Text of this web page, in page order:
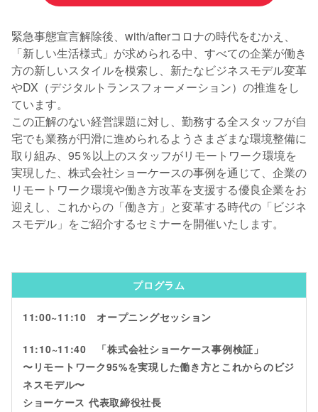
緊急事態宣言解除後、with/afterコロナの時代をむかえ、
「新しい生活様式」が求められる中、すべての企業が働き
方の新しいスタイルを模索し、新たなビジネスモデル変革
やDX（デジタルトランスフォーメーション）の推進をし
ています。
この正解のない経営課題に対し、勤務する全スタッフが自
宅でも業務が円滑に進められるようさまざまな環境整備に
取り組み、95％以上のスタッフがリモートワーク環境を
実現した、株式会社ショーケースの事例を通じて、企業の
リモートワーク環境や働き方改革を支援する優良企業をお
迎えし、これからの「働き方」と変革する時代の「ビジネ
スモデル」をご紹介するセミナーを開催いたします。
プログラム
11:00~11:10 オープニングセッション
11:10~11:40 「株式会社ショーケース事例検証」
〜リモートワーク95%を実現した働き方とこれからのビジ
ネスモデル〜
ショーケース 代表取締役社長